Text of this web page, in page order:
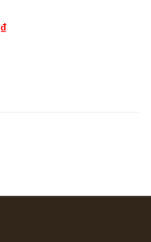
đến
₫Khoảng